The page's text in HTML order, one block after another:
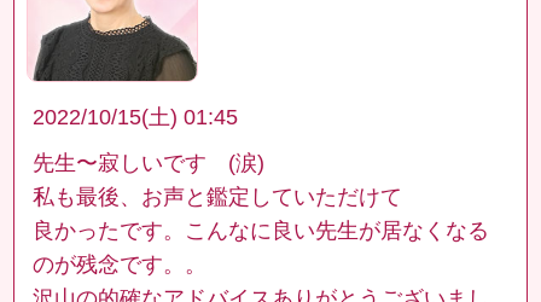
2022/10/15(土) 01:45
先生〜寂しいです (涙)
私も最後、お声と鑑定していただけて
良かったです。こんなに良い先生が居なくなる
のが残念です。。